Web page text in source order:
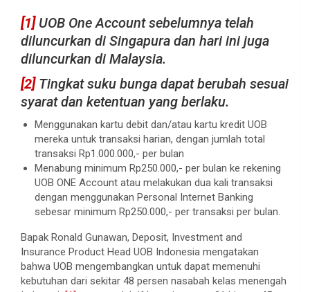
[1]UOB One Account sebelumnya telah
diluncurkan di Singapura dan hari ini juga
diluncurkan di Malaysia.
[2]Tingkat suku bunga dapat berubah sesuai
syarat dan ketentuan yang berlaku.
Menggunakan kartu debit dan/atau kartu kredit UOB
mereka untuk transaksi harian, dengan jumlah total
transaksi Rp1.000.000,- per bulan
Menabung minimum Rp250.000,- per bulan ke rekening
UOB ONE Account atau melakukan dua kali transaksi
dengan menggunakan Personal Internet Banking
sebesar minimum Rp250.000,- per transaksi per bulan.
Bapak Ronald Gunawan, Deposit, Investment and
Insurance Product Head UOB Indonesia mengatakan
bahwa UOB mengembangkan untuk dapat memenuhi
kebutuhan dari sekitar 48 persen nasabah kelas menengah